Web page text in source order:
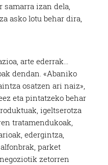
samarra izan dela,
asko lotu behar dira,
arte ederrak…
dendan. «Abaniko
osatzen ari naiz»,
eta pintatzeko behar
igeltserotza
tratamendukoak,
edergintza,
parket
zetorren